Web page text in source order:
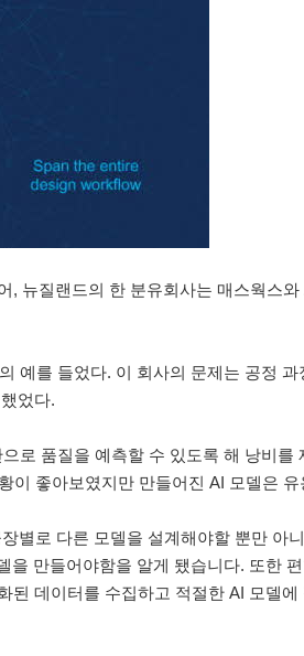
뉴질랜드의 한 분유회사는 매스웍스와
예를 들었다. 이 회사의 문제는 공정 과
었다.
로 품질을 예측할 수 있도록 해 낭비를
이 좋아보였지만 만들어진 AI 모델은
별로 다른 모델을 설계해야할 뿐만 아
만들어야함을 알게 됐습니다. 또한
데이터를 수집하고 적절한 AI 모델에